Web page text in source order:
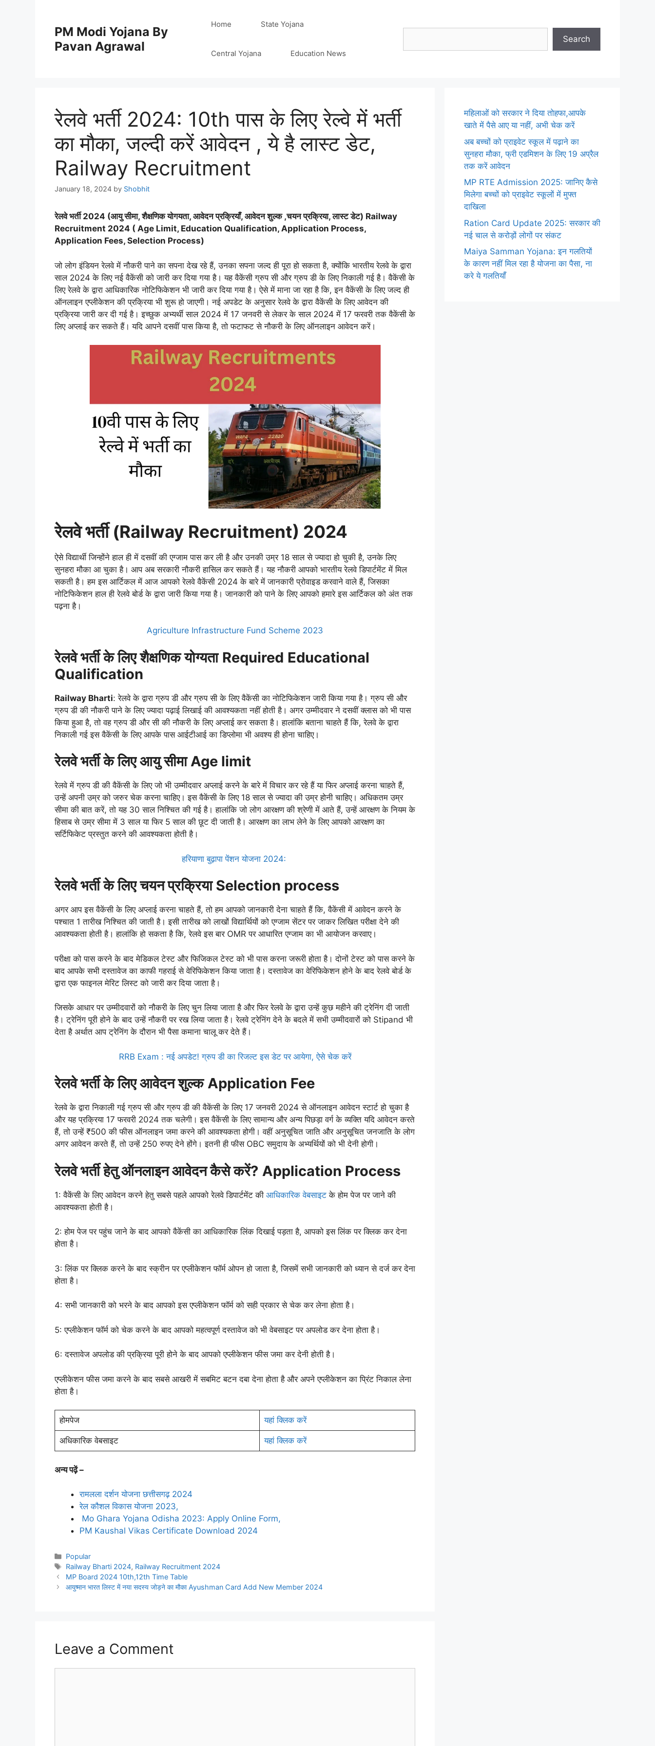
PM Modi Yojana By
Pavan Agrawal
Home State Yojana
Central Yojana Education News
Search
रेलवे भर्ती 2024: 10th पास के लिए रेल्वे में भर्ती
का मौका, जल्दी करें आवेदन , ये है लास्ट डेट,
Railway Recruitment
January 18, 2024 by Shobhit
रेलवे भर्ती 2024 (आयु सीमा, शैक्षणिक योगयता, आवेदन प्रक्रियाँ, आवेदन शुल्क ,चयन प्रक्रिया, लास्ट डेट) Railway
Recruitment 2024 ( Age Limit, Education Qualification, Application Process,
Application Fees, Selection Process)
जो लोग इंडियन रेलवे में नौकरी पाने का सपना देख रहे हैं, उनका सपना जल्द ही पूरा हो सकता है, क्योंकि भारतीय रेलवे के द्वारा
साल 2024 के लिए नई वैकेंसी को जारी कर दिया गया है। यह वैकेंसी ग्रुप सी और ग्रुप डी के लिए निकाली गई है। वैकेंसी के
लिए रेलवे के द्वारा आधिकारिक नोटिफिकेशन भी जारी कर दिया गया है। ऐसे में माना जा रहा है कि, इन वैकेंसी के लिए जल्द ही
ऑनलाइन एप्लीकेशन की प्रक्रिया भी शुरू हो जाएगी। नई अपडेट के अनुसार रेलवे के द्वारा वैकेंसी के लिए आवेदन की
प्रक्रिया जारी कर दी गई है। इच्छुक अभ्यर्थी साल 2024 में 17 जनवरी से लेकर के साल 2024 में 17 फरवरी तक वैकेंसी के
लिए अप्लाई कर सकते हैं। यदि आपने दसवीं पास किया है, तो फटाफट से नौकरी के लिए ऑनलाइन आवेदन करें।
रेलवे भर्ती (Railway Recruitment) 2024
ऐसे विद्यार्थी जिन्होंने हाल ही में दसवीं की एग्जाम पास कर ली है और उनकी उम्र 18 साल से ज्यादा हो चुकी है, उनके लिए
सुनहरा मौका आ चुका है। आप अब सरकारी नौकरी हासिल कर सकते हैं। यह नौकरी आपको भारतीय रेलवे डिपार्टमेंट में मिल
सकती है। हम इस आर्टिकल में आज आपको रेलवे वैकेंसी 2024 के बारे में जानकारी प्रोवाइड करवाने वाले हैं, जिसका
नोटिफिकेशन हाल ही रेलवे बोर्ड के द्वारा जारी किया गया है। जानकारी को पाने के लिए आपको हमारे इस आर्टिकल को अंत तक
पढ़ना है।
Agriculture Infrastructure Fund Scheme 2023
रेलवे भर्ती के लिए शैक्षणिक योग्यता Required Educational
Qualification
Railway Bharti: रेलवे के द्वारा ग्रुप डी और ग्रुप सी के लिए वैकेंसी का नोटिफिकेशन जारी किया गया है। ग्रुप सी और
ग्रुप डी की नौकरी पाने के लिए ज्यादा पढ़ाई लिखाई की आवश्यकता नहीं होती है। अगर उम्मीदवार ने दसवीं क्लास को भी पास
किया हुआ है, तो वह ग्रुप डी और सी की नौकरी के लिए अप्लाई कर सकता है। हालांकि बताना चाहते हैं कि, रेलवे के द्वारा
निकाली गई इस वैकेंसी के लिए आपके पास आईटीआई का डिप्लोमा भी अवश्य ही होना चाहिए।
रेलवे भर्ती के लिए आयु सीमा Age limit
रेलवे में ग्रुप डी की वैकेंसी के लिए जो भी उम्मीदवार अप्लाई करने के बारे में विचार कर रहे हैं या फिर अप्लाई करना चाहते हैं,
उन्हें अपनी उम्र को जरुर चेक करना चाहिए। इस वैकेंसी के लिए 18 साल से ज्यादा की उम्र होनी चाहिए। अधिकतम उम्र
सीमा की बात करें, तो यह 30 साल निश्चित की गई है। हालांकि जो लोग आरक्षण की श्रेणी में आते हैं, उन्हें आरक्षण के नियम के
हिसाब से उम्र सीमा में 3 साल या फिर 5 साल की छूट दी जाती है। आरक्षण का लाभ लेने के लिए आपको आरक्षण का
सर्टिफिकेट प्रस्तुत करने की आवश्यकता होती है।
हरियाणा बुढ़ापा पेंशन योजना 2024:
रेलवे भर्ती के लिए चयन प्रक्रिया Selection process
अगर आप इस वैकेंसी के लिए अप्लाई करना चाहते हैं, तो हम आपको जानकारी देना चाहते हैं कि, वैकेंसी में आवेदन करने के
पश्चात 1 तारीख निश्चित की जाती है। इसी तारीख को लाखों विद्यार्थियों को एग्जाम सेंटर पर जाकर लिखित परीक्षा देने की
आवश्यकता होती है। हालांकि हो सकता है कि, रेलवे इस बार OMR पर आधारित एग्जाम का भी आयोजन करवाए।
परीक्षा को पास करने के बाद मेडिकल टेस्ट और फिजिकल टेस्ट को भी पास करना जरूरी होता है। दोनों टेस्ट को पास करने के
बाद आपके सभी दस्तावेज का काफी गहराई से वेरिफिकेशन किया जाता है। दस्तावेज का वेरिफिकेशन होने के बाद रेलवे बोर्ड के
द्वारा एक फाइनल मेरिट लिस्ट को जारी कर दिया जाता है।
जिसके आधार पर उम्मीदवारों को नौकरी के लिए चुन लिया जाता है और फिर रेलवे के द्वारा उन्हें कुछ महीने की ट्रेनिंग दी जाती
है। ट्रेनिंग पूरी होने के बाद उन्हें नौकरी पर रख लिया जाता है। रेलवे ट्रेनिंग देने के बदले में सभी उम्मीदवारों को Stipand भी
देता है अर्थात आप ट्रेनिंग के दौरान भी पैसा कमाना चालू कर देते हैं।
RRB Exam : नई अपडेट! ग्रुप डी का रिजल्ट इस डेट पर आयेगा, ऐसे चेक करें
रेलवे भर्ती के लिए आवेदन शुल्क Application Fee
रेलवे के द्वारा निकाली गई ग्रुप सी और ग्रुप डी की वैकेंसी के लिए 17 जनवरी 2024 से ऑनलाइन आवेदन स्टार्ट हो चुका है
और यह प्रक्रिया 17 फरवरी 2024 तक चलेगी। इस वैकेंसी के लिए सामान्य और अन्य पिछड़ा वर्ग के व्यक्ति यदि आवेदन करते
हैं, तो उन्हें ₹500 की फीस ऑनलाइन जमा करने की आवश्यकता होगी। वहीं अनुसूचित जाति और अनुसूचित जनजाति के लोग
अगर आवेदन करते हैं, तो उन्हें 250 रुपए देने होंगे। इतनी ही फीस OBC समुदाय के अभ्यर्थियों को भी देनी होगी।
रेलवे भर्ती हेतु ऑनलाइन आवेदन कैसे करें? Application Process
1: वैकेंसी के लिए आवेदन करने हेतु सबसे पहले आपको रेलवे डिपार्टमेंट की आधिकारिक वेबसाइट के होम पेज पर जाने की
आवश्यकता होती है।
2: होम पेज पर पहुंच जाने के बाद आपको वैकेंसी का आधिकारिक लिंक दिखाई पड़ता है, आपको इस लिंक पर क्लिक कर देना
होता है।
3: लिंक पर क्लिक करने के बाद स्क्रीन पर एप्लीकेशन फॉर्म ओपन हो जाता है, जिसमें सभी जानकारी को ध्यान से दर्ज कर देना
होता है।
4: सभी जानकारी को भरने के बाद आपको इस एप्लीकेशन फॉर्म को सही प्रकार से चेक कर लेना होता है।
5: एप्लीकेशन फॉर्म को चेक करने के बाद आपको महत्वपूर्ण दस्तावेज को भी वेबसाइट पर अपलोड कर देना होता है।
6: दस्तावेज अपलोड की प्रक्रिया पूरी होने के बाद आपको एप्लीकेशन फीस जमा कर देनी होती है।
एप्लीकेशन फीस जमा करने के बाद सबसे आखरी में सबमिट बटन दबा देना होता है और अपने एप्लीकेशन का प्रिंट निकाल लेना
होता है।
होमपेज यहां क्लिक करें
अधिकारिक वेबसाइट यहां क्लिक करें
अन्य पढ़ें –
रामलला दर्शन योजना छत्तीसगढ़ 2024
रेल कौशल विकास योजना 2023,
Mo Ghara Yojana Odisha 2023: Apply Online Form,
PM Kaushal Vikas Certificate Download 2024
Categories
Popular
Tags
Railway Bharti 2024, Railway Recruitment 2024
MP Board 2024 10th,12th Time Table
आयुष्मान भारत लिस्ट में नया सदस्य जोड़ने का मौका Ayushman Card Add New Member 2024
Leave a Comment
महिलाओं को सरकार ने दिया तोहफा,आपके
खाते में पैसे आए या नहीं, अभी चेक करें
अब बच्चों को प्राइवेट स्कूल में पढ़ाने का
सुनहरा मौका, फ्री एडमिशन के लिए 19 अप्रैल
तक करें आवेदन
MP RTE Admission 2025: जानिए कैसे
मिलेगा बच्चों को प्राइवेट स्कूलों में मुफ्त
दाखिला
Ration Card Update 2025: सरकार की
नई चाल से करोड़ों लोगों पर संकट
Maiya Samman Yojana: इन गलतियों
के कारण नहीं मिल रहा है योजना का पैसा, ना
करे ये गलतियाँ